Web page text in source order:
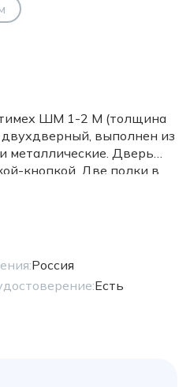
ШМ 1-2 М (толщина
выполнен из
металлические. Дверь
кнопкой. Две полки в
нижней.
Россия
Есть